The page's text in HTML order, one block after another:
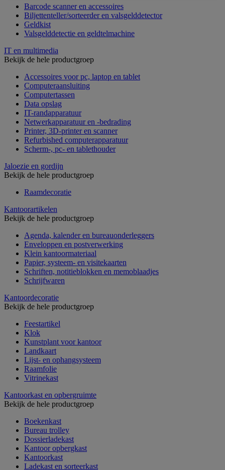
Barcode scanner en accessoires
Biljettenteller/sorteerder en valsgelddetector
Geldkist
Valsgelddetectie en geldtelmachine
IT en multimedia
Bekijk de hele productgroep
Accessoires voor pc, laptop en tablet
Computeraansluiting
Computertassen
Data opslag
IT-randapparatuur
Netwerkapparatuur en -bedrading
Printer, 3D-printer en scanner
Refurbished computerapparatuur
Scherm-, pc- en tablethouder
Jaloezie en gordijn
Bekijk de hele productgroep
Raamdecoratie
Kantoorartikelen
Bekijk de hele productgroep
Agenda, kalender en bureauonderleggers
Enveloppen en postverwerking
Klein kantoormateriaal
Papier, systeem- en visitekaarten
Schriften, notitieblokken en memoblaadjes
Schrijfwaren
Kantoordecoratie
Bekijk de hele productgroep
Feestartikel
Klok
Kunstplant voor kantoor
Landkaart
Lijst- en ophangsysteem
Raamfolie
Vitrinekast
Kantoorkast en opbergruimte
Bekijk de hele productgroep
Boekenkast
Bureau trolley
Dossierladekast
Kantoor opbergkast
Kantoorkast
Ladekast en sorteerkast